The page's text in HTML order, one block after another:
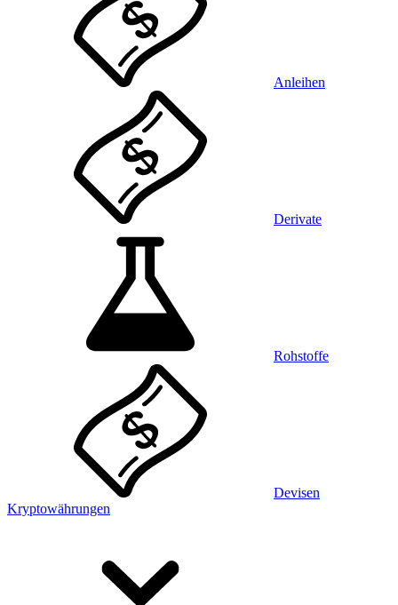
Anleihen
Derivate
Rohstoffe
Devisen
Kryptowährungen